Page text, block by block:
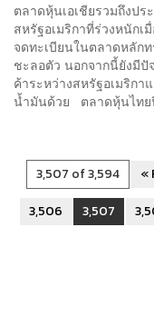
ตลาดหุ้นเอเชียรวมถึงปร
สหรัฐอเมริกาที่ร่วงหนักเ
จดทะเบียนในตลาดหลัก
ชะลอตัว นอกจากนี้ยังมีปั
ค้าระหว่างสหรัฐอเมริก
น้ำมันด้วย ตลาดหุ้นไทย
3,507 of 3,594 «
3,506
3,507